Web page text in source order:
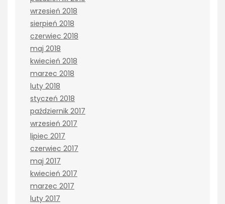
wrzesień 2018
sierpień 2018
czerwiec 2018
maj 2018
kwiecień 2018
marzec 2018
luty 2018
styczeń 2018
październik 2017
wrzesień 2017
lipiec 2017
czerwiec 2017
maj 2017
kwiecień 2017
marzec 2017
luty 2017